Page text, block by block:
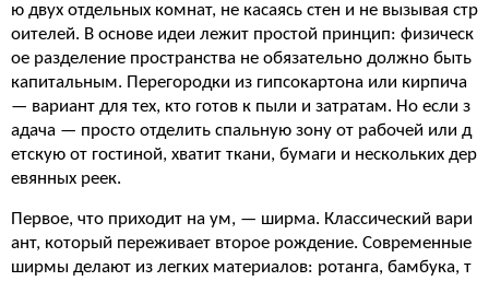
ю двух отдельных комнат, не касаясь стен и не вызывая стр
оителей. В основе идеи лежит простой принцип: физическ
ое разделение пространства не обязательно должно быть
капитальным. Перегородки из гипсокартона или кирпича
— вариант для тех, кто готов к пыли и затратам. Но если з
адача — просто отделить спальную зону от рабочей или д
етскую от гостиной, хватит ткани, бумаги и нескольких дер
евянных реек.
Первое, что приходит на ум, — ширма. Классический вари
ант, который переживает второе рождение. Современные
ширмы делают из легких материалов: ротанга, бамбука, т